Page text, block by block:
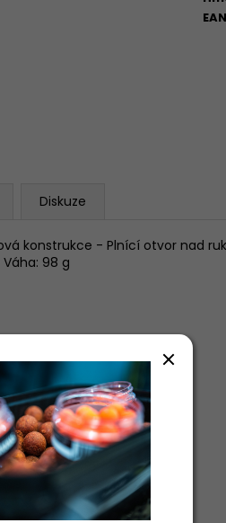
EAN
Diskuze
konstrukce - Plnící otvor nad
98 g